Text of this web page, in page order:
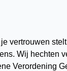
vertrouwen
Wij hechten
Verordening